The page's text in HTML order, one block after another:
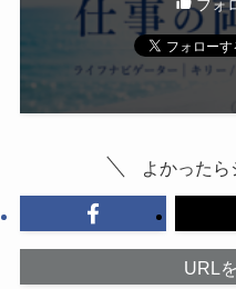
フォ
よかったら
URL